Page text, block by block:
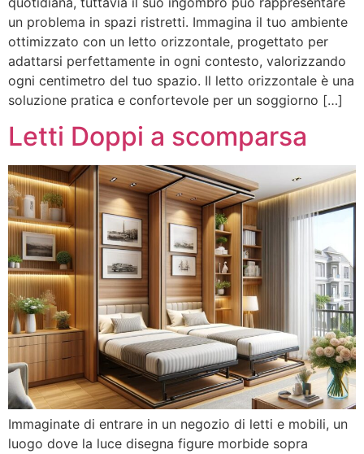
un problema in spazi ristretti. Immagina il tuo ambiente
ottimizzato con un letto orizzontale, progettato per
adattarsi perfettamente in ogni contesto, valorizzando
ogni centimetro del tuo spazio. Il letto orizzontale è una
soluzione pratica e confortevole per un soggiorno […]
Letti Doppi a scomparsa
Immaginate di entrare in un negozio di letti e mobili, un
luogo dove la luce disegna figure morbide sopra